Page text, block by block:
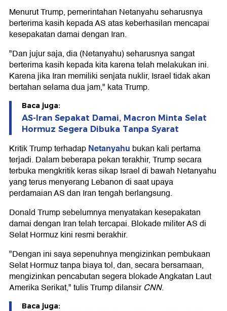
Menurut Trump, pemerintahan Netanyahu seharusnya
berterima kasih kepada AS atas keberhasilan mencapai
kesepakatan damai dengan Iran.
"Dan jujur saja, dia (Netanyahu) seharusnya sangat
berterima kasih kepada kita karena telah melakukan ini.
Karena jika Iran memiliki senjata nuklir, Israel tidak akan
bertahan selama dua jam," kata Trump.
Baca juga:
AS-Iran Sepakat Damai, Macron Minta Selat
Hormuz Segera Dibuka Tanpa Syarat
Kritik Trump terhadapNetanyahu bukan kali pertama
terjadi. Dalam beberapa pekan terakhir, Trump secara
terbuka mengkritik keras sikap Israel di bawah Netanyahu
yang terus menyerang Lebanon di saat upaya
perdamaian AS dan Iran tengah berlangsung.
Donald Trump sebelumnya menyatakan kesepakatan
damai dengan Iran telah tercapai. Blokade militer AS di
Selat Hormuz kini resmi berakhir.
"Dengan ini saya sepenuhnya mengizinkan pembukaan
Selat Hormuz tanpa biaya tol, dan, secara bersamaan,
mengizinkan pencabutan segera blokade Angkatan Laut
Amerika Serikat," tulis Trump dilansirCNN.
Baca juga: